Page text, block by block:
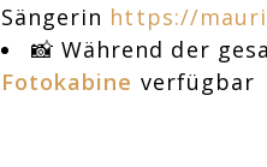
Sängerin https://
📸 Während der
Fotokabine verfügbar